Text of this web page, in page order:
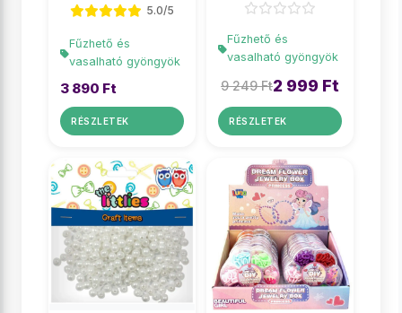
5.0/5
Fűzhető és
vasalható gyöngyök
3 890 Ft
RÉSZLETEK
sze...
Fűzhető és
vasalható gyöngyök
9 249 Ft2 999 Ft
RÉSZLETEK